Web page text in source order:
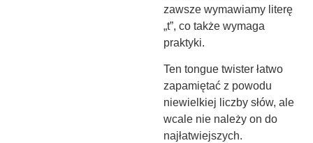
zawsze wymawiamy literę
„t”, co także wymaga
praktyki.
Ten tongue twister łatwo
zapamiętać z powodu
niewielkiej liczby słów, ale
wcale nie należy on do
najłatwiejszych.